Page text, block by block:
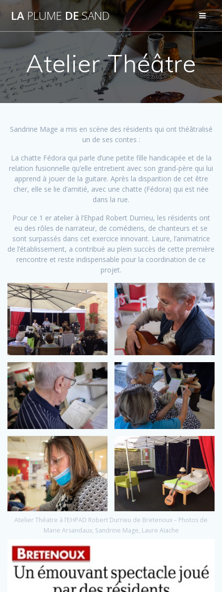
Passer
au
contenu
LA PLUME DESAND
Atelier Théâtre
Sandrine Mage a mis en scène des résidents qui ont théâtralisé
un de ses contes :
La chatte Fédora qui parle d’une petite fille handicapée et de la
relation fusionnelle qu’elle entretient avec son grand-père qui lui
apprend à jouer de la guitare. Après la disparition de cet être
cher, elle se lie d’amitié, avec une chatte (Fédora) qui est née
dans la rue.
Pour ce 1 er atelier à l’Ehpad Robert Durrieu, les résidents ont
eu des rôles de narrateur, de comédiens, de chanteurs et se
sont surpassés dans cet exercice innovant. Laure, l’animatrice
de l’établissement, a contribué au plein succès de cette première
rencontre et reste indispensable pour la coordination de ce
projet.
Atelier Théatre à l’EHPAD Robert Durrieu de Bretenoux – Photos de
Marie Arsandaux, Sandrine Mage, Laure Aïache